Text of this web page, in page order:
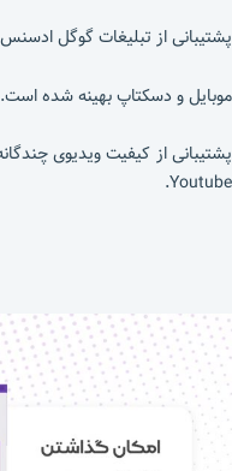
پشتیبانی از تبلیغات گوگل
موبایل و دسکتاپ بهینه شده است.
پشتیبانی از کیفیت ویدیوی
Youtube.